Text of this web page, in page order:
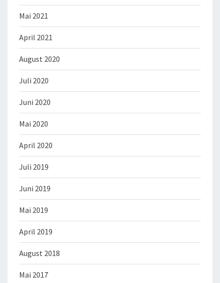
Mai 2021
April 2021
August 2020
Juli 2020
Juni 2020
Mai 2020
April 2020
Juli 2019
Juni 2019
Mai 2019
April 2019
August 2018
Mai 2017